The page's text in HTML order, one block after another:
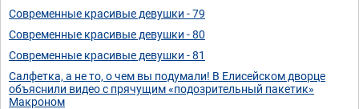
Современные красивые девушки - 79
Современные красивые девушки - 80
Современные красивые девушки - 81
Салфетка, а не то, о чем вы подумали! В Елисейском дворце
объяснили видео с прячущим «подозрительный пакетик»
Макроном